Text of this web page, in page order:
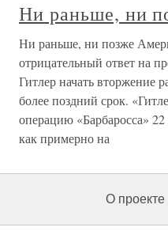
Ни раньше, ни
Ни раньше, ни позже
отрицательный ответ на
Гитлер начать вторжение
более поздний срок.
операцию «Барбаросса»
как примерно на
О проекте